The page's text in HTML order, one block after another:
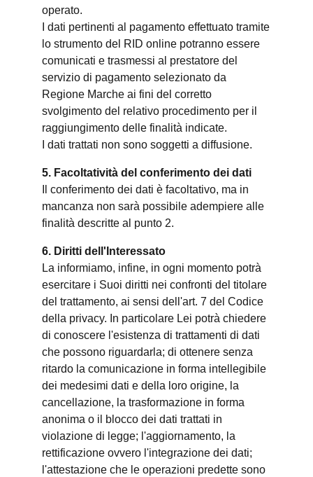
operato.
I dati pertinenti al pagamento effettuato tramite
lo strumento del RID online potranno essere
comunicati e trasmessi al prestatore del
servizio di pagamento selezionato da
Regione Marche ai fini del corretto
svolgimento del relativo procedimento per il
raggiungimento delle finalità indicate.
I dati trattati non sono soggetti a diffusione.
5. Facoltatività del conferimento dei dati
Il conferimento dei dati è facoltativo, ma in
mancanza non sarà possibile adempiere alle
finalità descritte al punto 2.
6. Diritti dell'Interessato
La informiamo, infine, in ogni momento potrà
esercitare i Suoi diritti nei confronti del titolare
del trattamento, ai sensi dell'art. 7 del Codice
della privacy. In particolare Lei potrà chiedere
di conoscere l'esistenza di trattamenti di dati
che possono riguardarla; di ottenere senza
ritardo la comunicazione in forma intellegibile
dei medesimi dati e della loro origine, la
cancellazione, la trasformazione in forma
anonima o il blocco dei dati trattati in
violazione di legge; l'aggiornamento, la
rettificazione ovvero l'integrazione dei dati;
l'attestazione che le operazioni predette sono